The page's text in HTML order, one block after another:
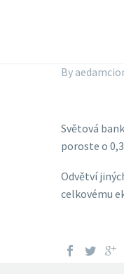
By
Světová
poroste o
Odvětví
celkovému